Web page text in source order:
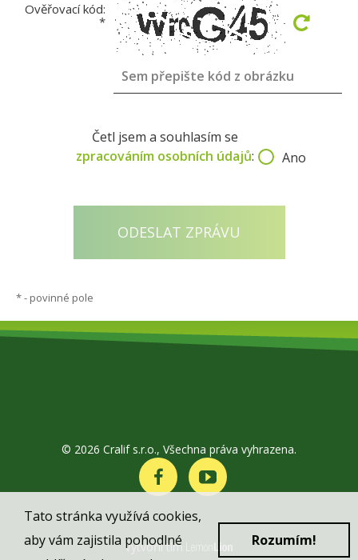
Ověřovací kód:
*
Četl jsem a souhlasím se
zpracováním osobních údajů: Ano
*- povinné pole
© 2026 Cralif s.r.o., Všechna práva vyhrazena.
Vytvořil tím
Tato stránka využívá cookies,
aby vám zajistila pohodlné
Rozumím!